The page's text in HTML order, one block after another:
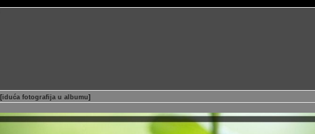
[iduća fotografija u albumu]